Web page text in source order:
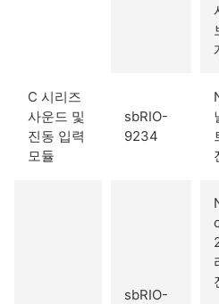
C 시리즈
사운드 및
진동 입력
모듈
sbRIO-
9234
sbRIO-